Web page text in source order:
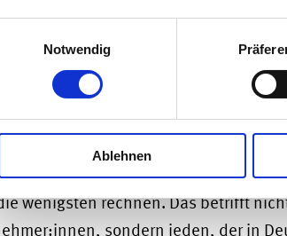
Notwendig
Ablehnen
folgt Auswander:innen in
Denn dieses knüpft
auch an Vermögen,
verwurzelt sind.
ein Unternehmen aufgebaut,
steht beim Wegzug ins Ausland
wenigsten rechnen. Das betrifft
sondern jeden, der in